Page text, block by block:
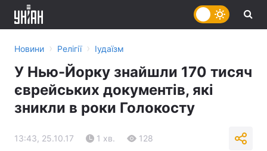
Новини › Релігії › Іудаїзм
У Нью-Йорку знайшли 170 тисяч
єврейських документів, які
зникли в роки Голокосту
13:43, 25.10.17 1 хв. 128